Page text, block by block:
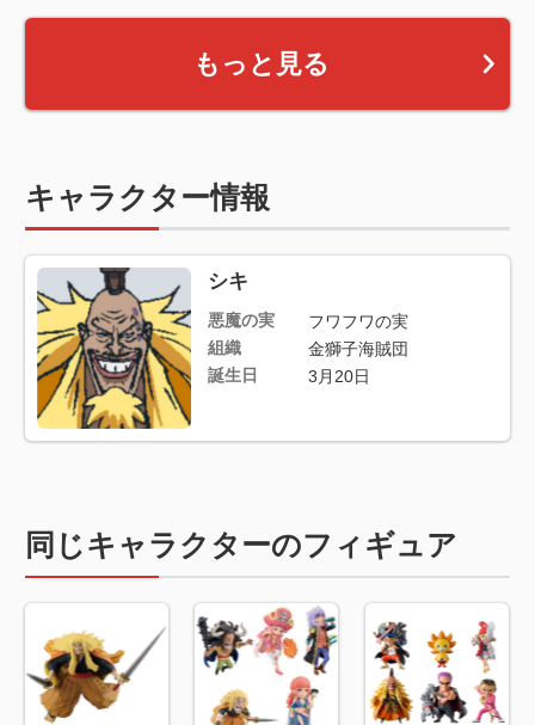
もっと見る
キャラクター情報
シキ
悪魔の実
フワフワの実
組織
金獅子海賊団
誕生日
3月20日
同じキャラクターのフィギュア